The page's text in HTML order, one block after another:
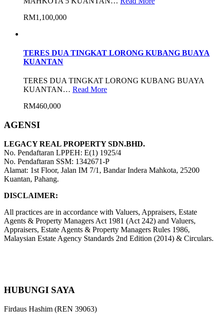
RM1,100,000
TERES DUA TINGKAT LORONG KUBANG BUAYA
KUANTAN
TERES DUA TINGKAT LORONG KUBANG BUAYA
KUANTAN… Read More
RM460,000
AGENSI
LEGACY REAL PROPERTY SDN.BHD.
No. Pendaftaran LPPEH: E(1) 1925/4
No. Pendaftaran SSM: 1342671-P
Alamat: 1st Floor, Jalan IM 7/1, Bandar Indera Mahkota, 25200
Kuantan, Pahang.
DISCLAIMER:
All practices are in accordance with Valuers, Appraisers, Estate
Agents & Property Managers Act 1981 (Act 242) and Valuers,
Appraisers, Estate Agents & Property Managers Rules 1986,
Malaysian Estate Agency Standards 2nd Edition (2014) & Circulars.
HUBUNGI SAYA
Firdaus Hashim (REN 39063)